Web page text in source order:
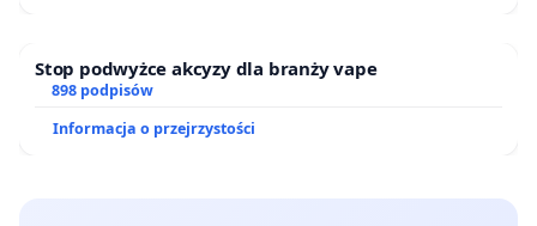
Stop podwyżce akcyzy dla branży vape
898 podpisów
Informacja o przejrzystości